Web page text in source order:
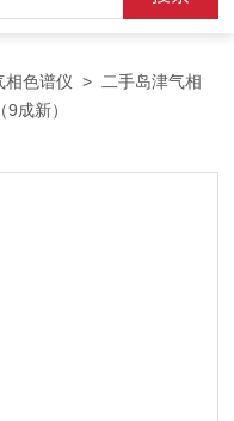
相色谱仪 > 二手岛津气相
成新）